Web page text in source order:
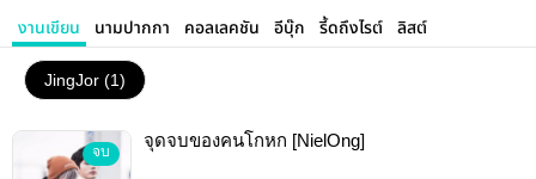
งานเขียน นามปากกา คอลเลคชัน อีบุ๊ก รี้ดถึงไรต์ ลิสต์
JingJor (1)
จบ
จุดจบของคนโกหก [NielOng]